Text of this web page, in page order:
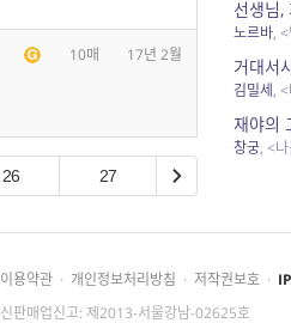
10매 17년 2월
26 27
노르바,
거대서
김밀세, <
재야의
창궁, <나
용약관 · 개인정보처리방침 · 저작권보호 ·
판매업신고: 제2013-서울강남-02625호